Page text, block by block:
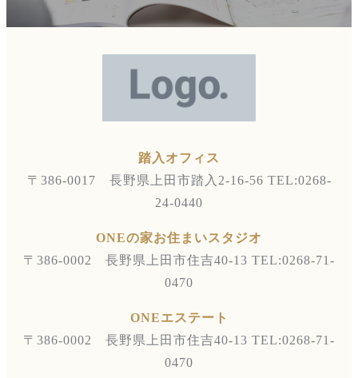
踏入オフィス
〒386-0017 長野県上田市踏入2-16-56 TEL:0268-
24-0440
ONEの家お住まいスタジオ
〒386-0002 長野県上田市住吉40-13 TEL:0268-71-
0470
ONEエステート
〒386-0002 長野県上田市住吉40-13 TEL:0268-71-
0470